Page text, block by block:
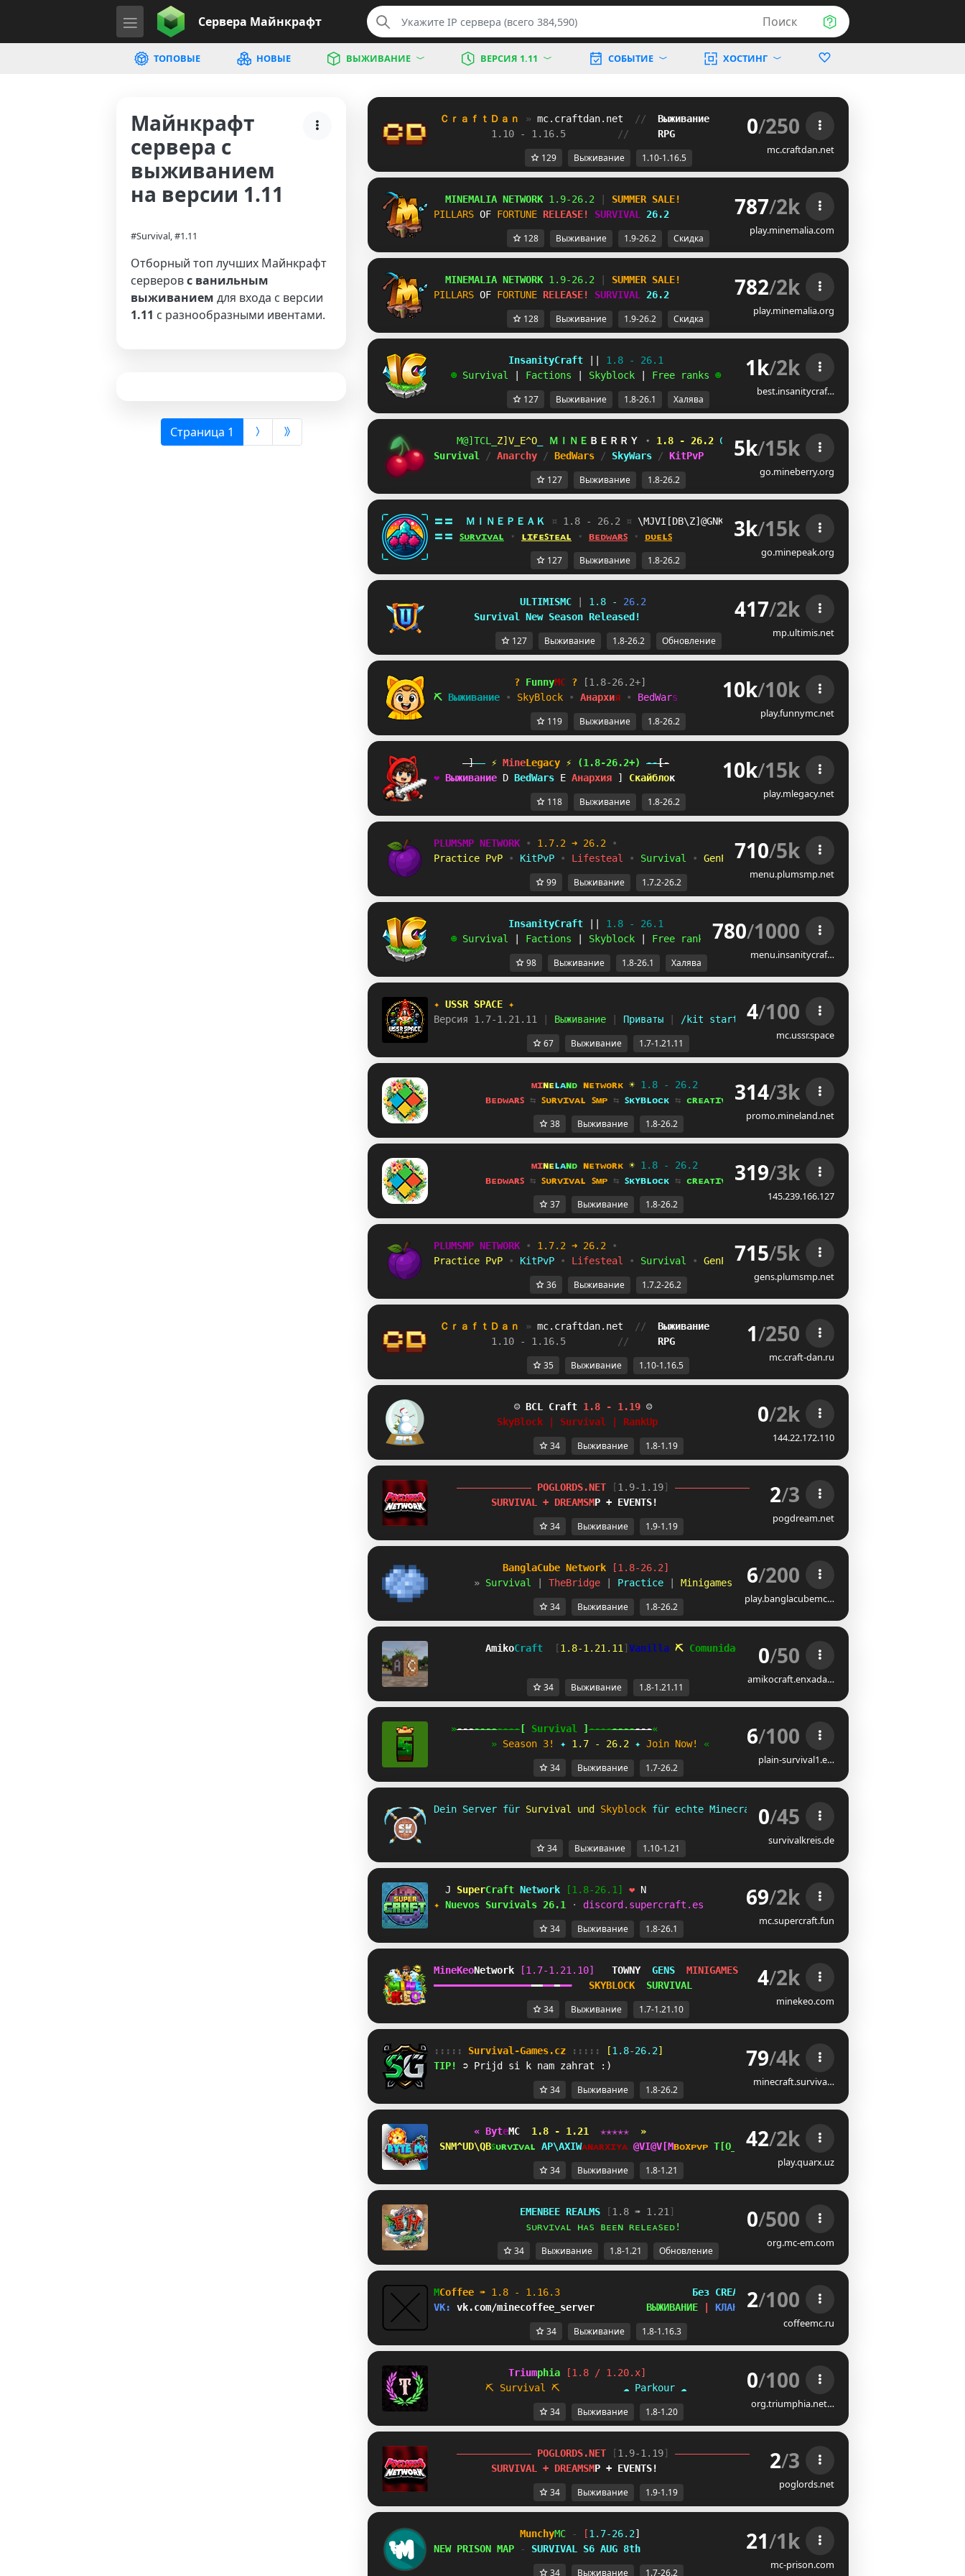
Сервера Майнкрафт Поиск
ТОПОВЫЕ НОВЫЕ ВЫЖИВАНИЕ ВЕРСИЯ 1.11 СОБЫТИЕ ХОСТИНГ
Майнкрафт
сервера с
выживанием
на версии 1.11
#Survival, #1.11
Отборный топ лучших Майнкрафт
серверовс ванильным
выживанием для входа с версии
1.11 с разнообразными ивентами.
Страница 1 (выбрана)
ＣｒａｆｔＤａｎ » mc.craftdan.net // Выживание
1.10 - 1.16.5
// RPG 0/250
mc.craftdan.net
129 Выживание 1.10-1.16.5
MINEMALIA NETWORK 1.9-26.2
SUMMER SALE!
PILLARS OF FORTUNE RELEASE! SURVIVAL 26.2 787/2k
play.minemalia.com
128 Выживание 1.9-26.2 Скидка
MINEMALIA NETWORK 1.9-26.2
SUMMER SALE!
PILLARS OF FORTUNE RELEASE! SURVIVAL 26.2 782/2k
play.minemalia.org
128 Выживание 1.9-26.2 Скидка
InsanityCraft
1.8 - 26.1
☻ Survival Factions Skyblock Free ranks ☻ 1k/2k
best.insanitycraf…
127 Выживание 1.8-26.1 Халява
W@@O]_E [BNVFIX ＭＩＮＥ ＢＥＲＲＹ ⋆ 1.8 - 26.2 XZKO]]P VHLPP@A
Survival
/ Anarchy / BedWars / SkyWars / KitPvP 5k/15k
go.mineberry.org
127 Выживание 1.8-26.2
〓〓 ＭＩＮＥＰＥＡＫ ¤ 1.8 - 26.2 ¤ W]LMR@JPAT]O[BZ_IBCG@QPDK
〓〓 ꜱᴜʀᴠɪᴠᴀʟ ⋆ ʟɪғᴇꜱᴛᴇᴀʟ ⋆ ʙᴇᴅᴡᴀʀꜱ ⋆ ᴅᴜᴇʟꜱ 3k/15k
go.minepeak.org
127 Выживание 1.8-26.2
UL TIMISMC 1 . 8 - 26. 2
Survival New Season Released ! 417/2k
mp.ultimis.net
127 Выживание 1.8-26.2 Обновление
? FunnyMC ? [1 . 8-26. 2+]
⛏ Выживание • SkyBl ock • Анархия • BedWars 10k/10k
play.funnymc.net
119 Выживание 1.8-26.2
-]-- ⚡ MineLegacy ⚡ (1.8-26.2+) --[-
❤ Выживание _ BedWars S Анархия I Скайблок 10k/15k
play.mlegacy.net
118 Выживание 1.8-26.2
PLUMSMP NETWORK • 1.7.2 ➜ 26.2
•
Practice PvP
• KitPvP • Lifesteal • Survival • GenPVP710/5k
menu.plumsmp.net
99 Выживание 1.7.2-26.2
InsanityCraft
1.8 - 26.1
☻ Survival Factions Skyblock Free ranks ☻
780/1000
menu.insanitycraf…
98 Выживание 1.8-26.1 Халява
✦ USSR SPACE ✦
Версия 1.7-1.21.11
Выживание Приваты /kit start 4/100
mc.ussr.space
67 Выживание 1.7-1.21.11
ᴍɪɴᴇʟᴀɴᴅ ɴᴇᴛᴡᴏʀᴋ ☀ 1.8 - 26.2
ʙᴇᴅᴡᴀʀꜱ ⇆ ꜱᴜʀᴠɪᴠᴀʟ ꜱᴍᴘ ⇆ ꜱᴋʏʙʟᴏᴄᴋ ⇆ ᴄʀᴇᴀᴛɪᴠᴇ⁺314/3k
promo.mineland.net
38 Выживание 1.8-26.2
ᴍɪɴᴇʟᴀɴᴅ ɴᴇᴛᴡᴏʀᴋ ☀ 1.8 - 26.2
ʙᴇᴅᴡᴀʀꜱ ⇆ ꜱᴜʀᴠɪᴠᴀʟ ꜱᴍᴘ ⇆ ꜱᴋʏʙʟᴏᴄᴋ ⇆ ᴄʀᴇᴀᴛɪᴠᴇ⁺319/3k
145.239.166.127
37 Выживание 1.8-26.2
PLUMSMP NETWORK • 1.7.2 ➜ 26.2
•
Practice PvP
• KitPvP • Lifesteal • Survival • GenPVP715/5k
gens.plumsmp.net
36 Выживание 1.7.2-26.2
ＣｒａｆｔＤａｎ » mc.craftdan.net // Выживание
1.10 - 1.16.5
// RPG 1/250
mc.craft-dan.ru
35 Выживание 1.10-1.16.5
☺ BCL Craft 1.8 - 1.19 ☺
SkyBlock | Survival | RankUp
0/2k
144.22.172.110
34 Выживание 1.8-1.19
POGL ORDS.NET [1.9-1.19]
SURVIVAL + DREAMSMP + EVENTS! 2/3
pogdream.net
34 Выживание 1.9-1.19
BanglaCube Network
[1.8-26.2]
» Survival TheBridge Practice Minigames 6/200
play.banglacubemc…
34 Выживание 1.8-26.2
AmikoCraft [1.8-1.21.11 ] Vanilla ⛏ Comunidade ⛏ Entre (02/26)
0/50
amikocraft.enxada…
34 Выживание 1.8-1.21.11
»----------- [ Survival ] -----------«
» Season 3! ✦ 1.7 - 26.2 ✦ Join Now! « 6/100
plain-survival1.e…
34 Выживание 1.7-26.2
Dein Server für Survival und Skyblock für echte Minecrafter für Version 1.10 - 1.21.x
0/45
survivalkreis.de
34 Выживание 1.10-1.21
\ SuperCraft Network [1.8-26.1] ❤ B
✦ Nuevos Survivals 26.1 · discord.supercraft.es 69/2k
mc.supercraft.fun
34 Выживание 1.8-26.1
MineKeoNetwork [1.7-1.21.10] TOWNY GENS MINIGAMES
SMP
━━━━━━━━━━━━━━━━━━━━━━━━ SKYBLOCK SURVIVAL 4/2k
minekeo.com
34 Выживание 1.7-1.21.10
::::: Survival-Games.cz ::::: [1.8-26.2]
TIP! ➲ Prijd si k nam zahrat :) 79/4k
minecraft.surviva…
34 Выживание 1.8-26.2
« ByteMC 1.8 - 1.21 ✭✭✭✭✭ »
A@JNLC^AJꜱᴜʀᴠɪᴠᴀʟ @^IHRPKᴀɴᴀʀxɪʏᴀ JK@QMWJʙᴏxᴘᴠᴘ FEPJHZDʙᴇᴅᴡᴀʀꜱ [FP_FKTAP
42/2k
play.quarx.uz
34 Выживание 1.8-1.21
EMENBEE REALMS [1.8 ➠ 1.21 ]
sᴜʀᴠɪᴠᴀʟ ʜᴀs ʙᴇᴇɴ ʀᴇʟᴇᴀsᴇᴅ!
0/500
org.mc-em.com
34 Выживание 1.8-1.21 Обновление
MCoffee ➠ 1.8 - 1.16.3 Без CREATIVE
VK: vk.com/minecoffee_server ВЫЖИВАНИЕ КЛАНЫ 2/100
coffeemc.ru
34 Выживание 1.8-1.16.3
Triumphia
[1.8 / 1.20.x]
⛏ Survival
⛏ ☁ Parkour ☁ 0/100
org.triumphia.net…
34 Выживание 1.8-1.20
POGL ORDS.NET [1.9-1.19]
SURVIVAL + DREAMSMP + EVENTS! 2/3
poglords.net
34 Выживание 1.9-1.19
MunchyMC - [1.7-26.2]
NEW PRISON MAP
- SURVIVAL S6 AUG 8th 21/1k
mc-prison.com
34 Выживание 1.7-26.2